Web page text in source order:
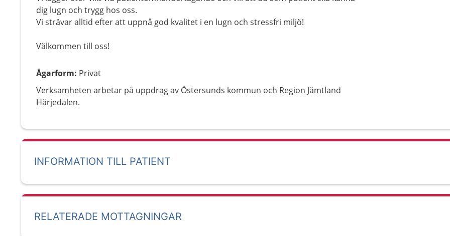
dig lugn och trygg hos oss.
Vi strävar alltid efter att uppnå god kvalitet i en lugn och stressfri miljö!
Välkommen till oss!
Ägarform: Privat
Verksamheten arbetar på uppdrag av Östersunds kommun och Region Jämtland
Härjedalen.
INFORMATION TILL PATIENT
RELATERADE MOTTAGNINGAR